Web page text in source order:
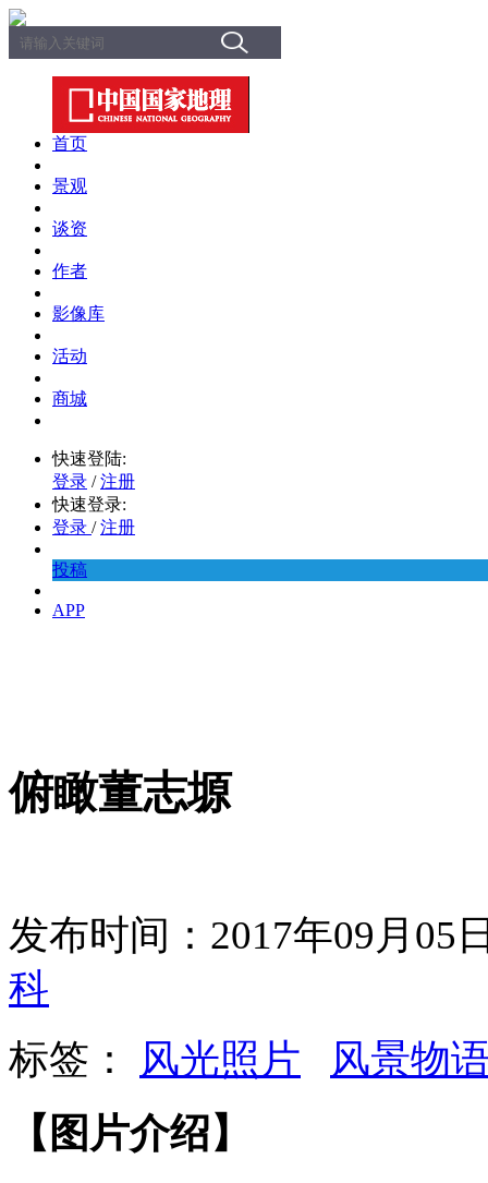
首页
景观
谈资
作者
影像库
活动
商城
快速登陆:
登录 / 注册
快速登录:
登录 / 注册
投稿
APP
俯瞰董志塬
发布时间：2017年09月05
科
标签：
风光照片
风景物
【图片介绍】